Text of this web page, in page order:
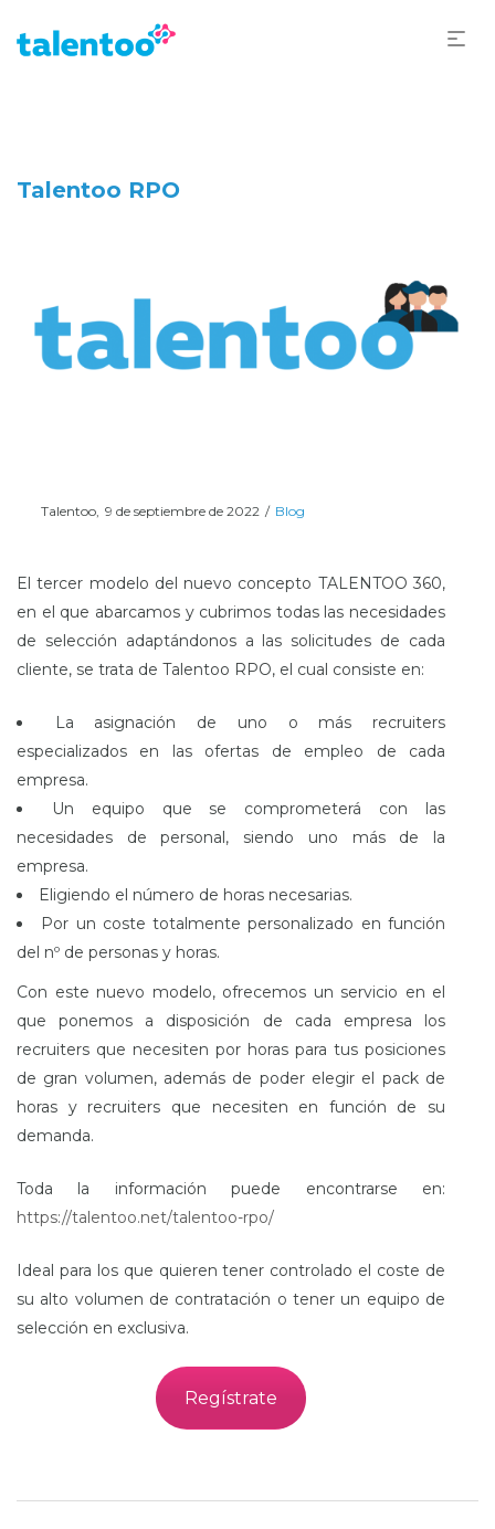
Talentoo RPO
PorTalentoo Posted
9 de septiembre de 2022
Posted
Blog
El tercer modelo del nuevo concepto TALENTOO 360,
en el que abarcamos y cubrimos todas las necesidades
de selección adaptándonos a las solicitudes de cada
cliente, se trata de Talentoo RPO, el cual consiste en:
La asignación de uno o más recruiters
especializados en las ofertas de empleo de cada
empresa.
Un equipo que se comprometerá con las
necesidades de personal, siendo uno más de la
empresa.
Eligiendo el número de horas necesarias.
Por un coste totalmente personalizado en función
del nº de personas y horas.
Con este nuevo modelo, ofrecemos un servicio en el
que ponemos a disposición de cada empresa los
recruiters que necesiten por horas para tus posiciones
de gran volumen, además de poder elegir el pack de
horas y recruiters que necesiten en función de su
demanda.
Toda la información puede encontrarse en:
https://talentoo.net/talentoo-rpo/
Ideal para los que quieren tener controlado el coste de
su alto volumen de contratación o tener un equipo de
selección en exclusiva.
Regístrate